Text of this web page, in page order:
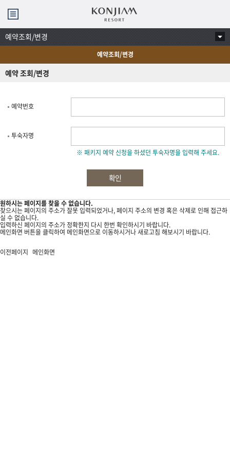
곤지암리조트
메뉴
열기
본문 텍스트 시작본문 텍스트 시작
예약조회/변경 컨텐
츠
메뉴
예약조회/변경
선택됨
선택됨
예약 조회/변경
예약번호
투숙자명
※ 패키지 예약 신청을 하셨던 투숙자명을 입력해 주세요.
확인
원하시는 페이지를 찾을 수 없습니다.
찾으시는 페이지의 주소가 잘못 입력되었거나, 페이지 주소의 변경 혹은 삭제로 인해 접근하
실 수 없습니다.
입력하신 페이지의 주소가 정확한지 다시 한번 확인하시기 바랍니다.
메인화면 버튼을 클릭하여 메인화면으로 이동하시거나 새로고침 해보시기 바랍니다.
이전페이지 메인화면